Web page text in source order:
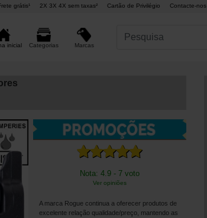
grátis¹ 2X 3X 4X sem taxas² Cartão de Privilégio Contacte-nos
inicial Categorias Marcas
Nota: 4.9 - 7 voto
Ver opiniões
A marca Rogue continua a oferecer produtos de
excelente relação qualidade/preço, mantendo as